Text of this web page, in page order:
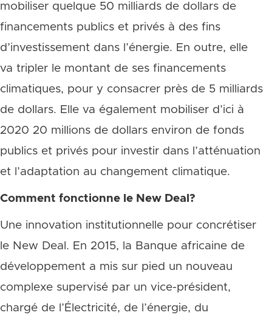
mobiliser quelque 50 milliards de dollars de
financements publics et privés à des fins
d’investissement dans l’énergie. En outre, elle
va tripler le montant de ses financements
climatiques, pour y consacrer près de 5 milliards
de dollars. Elle va également mobiliser d’ici à
2020 20 millions de dollars environ de fonds
publics et privés pour investir dans l’atténuation
et l’adaptation au changement climatique.
Comment fonctionne le New Deal?
Une innovation institutionnelle pour concrétiser
le New Deal. En 2015, la Banque africaine de
développement a mis sur pied un nouveau
complexe supervisé par un vice-président,
chargé de l’Électricité, de l’énergie, du